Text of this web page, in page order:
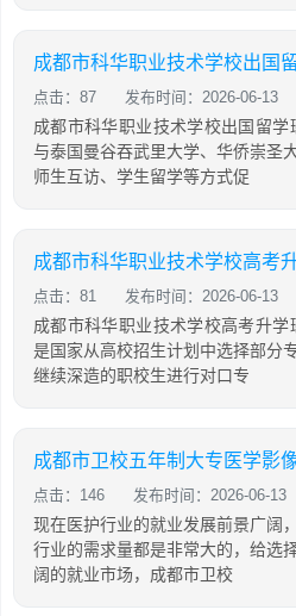
成都市科华职业技术学校出国
点击：87 发布时间：2026-06-13
成都市科华职业技术学校出国留
与泰国曼谷吞武里大学、华侨崇圣
师生互访、学生留学等方式促
成都市科华职业技术学校高考
点击：81 发布时间：2026-06-13
成都市科华职业技术学校高考升学
是国家从高校招生计划中选择部分
继续深造的职校生进行对口专
成都市卫校五年制大专医学影
点击：146 发布时间：2026-06-13
现在医护行业的就业发展前景广阔
行业的需求量都是非常大的，给选
阔的就业市场，成都市卫校